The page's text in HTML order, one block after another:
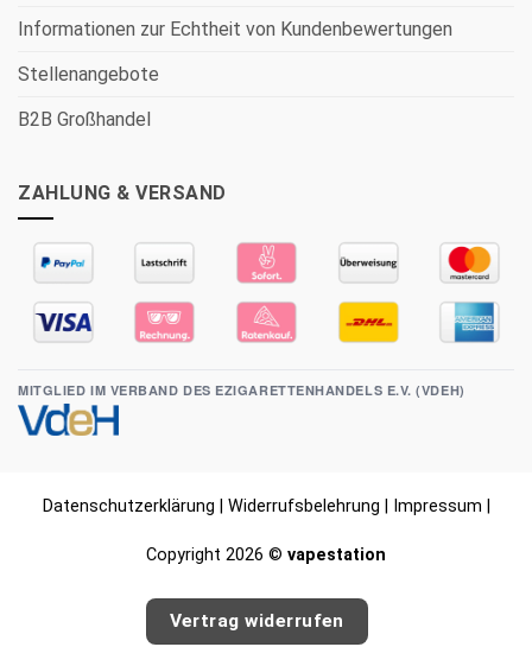
Informationen zur Echtheit von Kundenbewertungen
Stellenangebote
B2B Großhandel
ZAHLUNG & VERSAND
MITGLIED IM VERBAND DES EZIGARETTENHANDELS E.V. (VDEH)
Datenschutzerklärung Widerrufsbelehrung Impressum
Copyright 2026 © vapestation
Vertrag widerrufen